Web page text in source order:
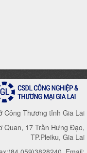
Công Thương tỉnh Gia Lai
Quan, 17 Trần Hưng Đạo,
TP.Pleiku, Gia Lai